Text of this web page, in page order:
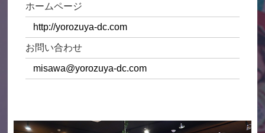
ホームページ
http://yorozuya-dc.com
お問い合わせ
misawa@yorozuya-dc.com